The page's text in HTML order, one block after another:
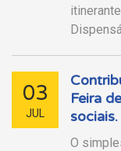
03
JUL
Feira
sociais.
O